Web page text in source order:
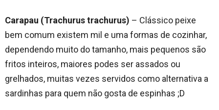
Carapau (Trachurus trachurus) – Clássico peixe
bem comum existem mil e uma formas de cozinhar,
dependendo muito do tamanho, mais pequenos são
fritos inteiros, maiores podes ser assados ou
grelhados, muitas vezes servidos como alternativa a
sardinhas para quem não gosta de espinhas ;D